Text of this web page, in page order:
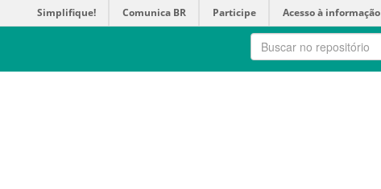
Simplifique! Comunica BR Participe Acesso à informação